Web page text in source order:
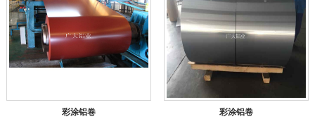
彩涂铝卷 彩涂铝卷